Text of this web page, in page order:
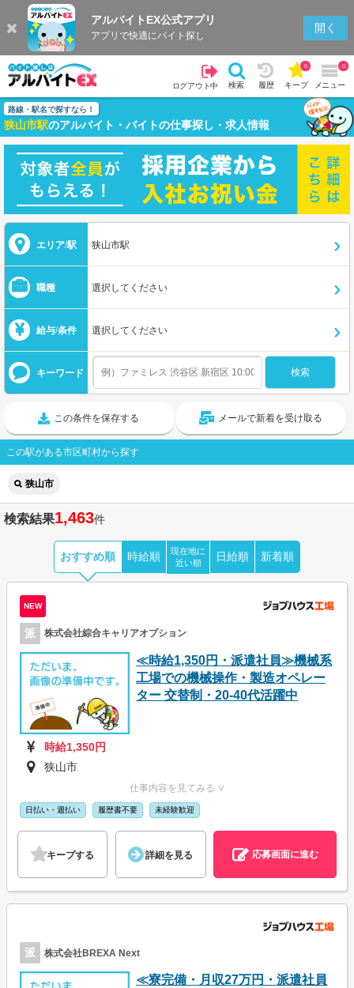
アルバイトEX公式アプリ
アプリで快適にバイト探し
開く
ログアウト中 検索 履歴 キープ
0
メニュー
0
路線・駅名で探すなら！
狭山市駅のアルバイト・バイトの仕事探し・求人情報
エリア/駅 狭山市駅
職種 選択してください
給与/条件 選択してください
キーワード
この条件を保存する メールで新着を受け取る
この駅がある市区町村から探す
狭山市
検索結果1,463件
おすすめ順 時給順
現在地に
近い順
日給順 新着順
NEW
派 株式会社綜合キャリアオプション
≪時給1,350円・派遣社員≫機械系
工場での機械操作・製造オペレー
ター 交替制・20-40代活躍中
時給1,350円
狭山市
仕事内容を見てみる ∨
日払い・週払い 履歴書不要 未経験歓迎
キープする 詳細を見る 応募画面に進む
派 株式会社BREXA Next
≪寮完備・月収27万円・派遣社員